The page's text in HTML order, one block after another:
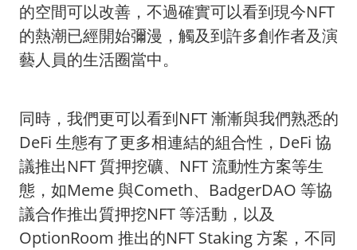
的空間可以改善，不過確實可以看到現今NFT
的熱潮已經開始彌漫，觸及到許多創作者及演
藝人員的生活圈當中。
同時，我們更可以看到NFT 漸漸與我們熟悉的
DeFi 生態有了更多相連結的組合性，DeFi 協
議推出NFT 質押挖礦、NFT 流動性方案等生
態，如Meme 與Cometh、BadgerDAO 等協
議合作推出質押挖NFT 等活動，以及
OptionRoom 推出的NFT Staking 方案，不同